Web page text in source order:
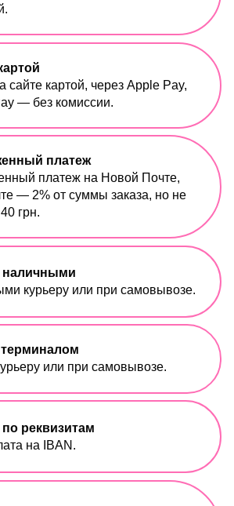
сайте картой, через Apple Pay,
— без комиссии.
платеж
платеж на Новой Почте,
— 2% от суммы заказа, но не
грн.
наличными
курьеру или при самовывозе.
или при самовывозе.
реквизитам
на IBAN.